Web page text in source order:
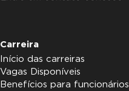
Carreira
Início das carreiras
Vagas Disponíveis
Benefícios para funcionários